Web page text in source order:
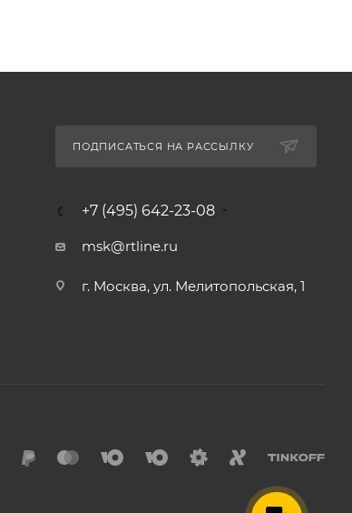
ПОДПИСАТЬСЯ НА РАССЫЛКУ
+7 (495) 642-23-08
msk@rtline.ru
г. Москва, ул. Мелитопольская, 1